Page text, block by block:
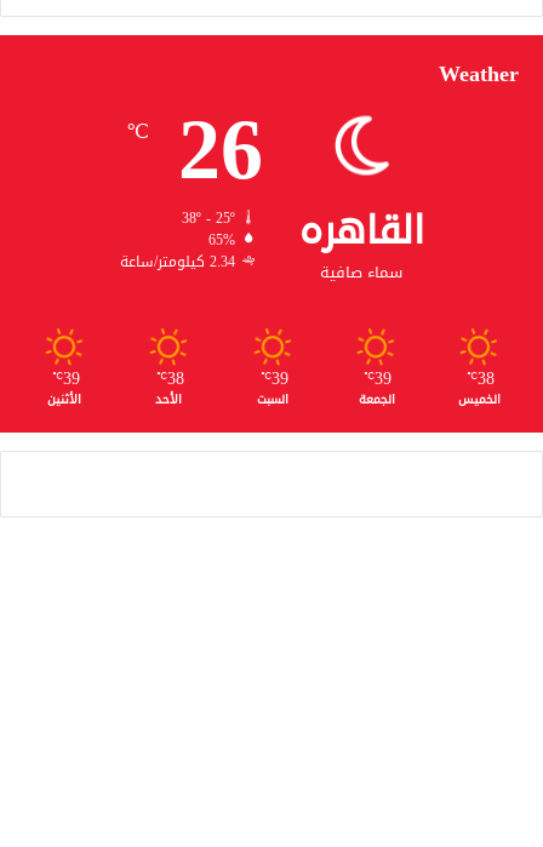
Weather
القاهره
سماء صافية
26
℃
38º - 25º
65%
2.34 كيلومتر/ساعة
38
℃
الخميس
39
℃
الجمعة
39
℃
السبت
38
℃
الأحد
39
℃
الأثنين